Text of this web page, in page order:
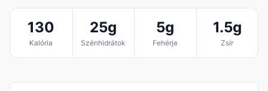
130
Kalória
25g
Szénhidrátok
5g
Fehérje
1.5g
Zsír